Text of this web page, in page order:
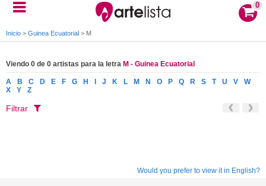
0
Inicio > Guinea Ecuatorial > M
Viendo 0 de 0 artistas para la letra M - Guinea Ecuatorial
A B C D E F G H J K L M N O P Q R S T U V
W
X
Y Z
Filtrar
Would you prefer to view it in English?